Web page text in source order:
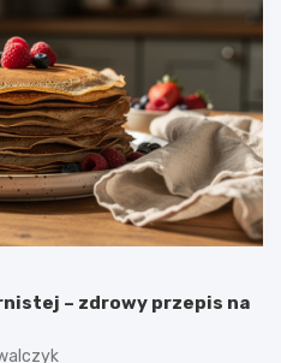
– zdrowy przepis na